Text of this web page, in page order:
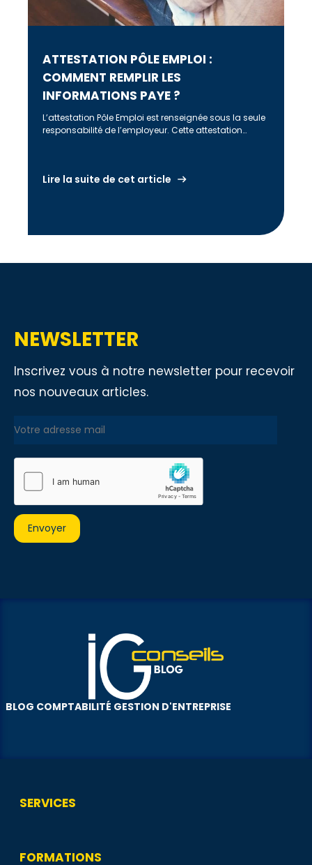
ATTESTATION PÔLE EMPLOI :
COMMENT REMPLIR LES
INFORMATIONS PAYE ?
L’attestation Pôle Emploi est renseignée sous la seule
responsabilité de l’employeur. Cette attestation
Lire la suite de cet article
NEWSLETTER
Inscrivez vous à notre newsletter pour recevoir
nos nouveaux articles.
BLOG COMPTABILITÉ GESTION D'ENTREPRISE
SERVICES
FORMATIONS